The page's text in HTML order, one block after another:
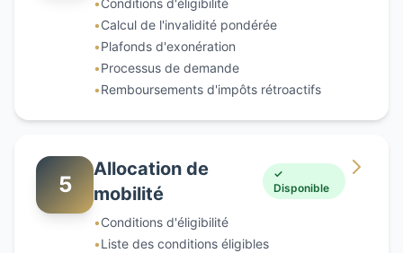
•Calcul de l'invalidité pondérée
•Plafonds d'exonération
•Processus de demande
•Remboursements d'impôts rétroactifs
5
Allocation de
mobilité
✓
Disponible
•Conditions d'éligibilité
•Liste des conditions éligibles